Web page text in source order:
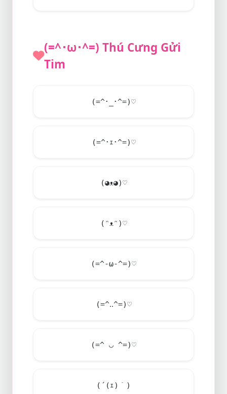
(=^･ω･^=) Thú Cưng Gửi
Tim
(=^･_･^=)♡
(=^･ｪ･^=)♡
(◕ᴥ◕)♡
(ᵔᴥᵔ)♡
(=^-ω-^=)♡
(=^‥^=)♡
(=^ ◡ ^=)♡
(´(ｪ)｀)